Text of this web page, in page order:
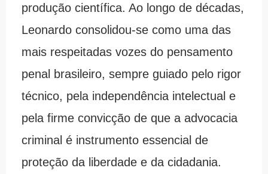
produção científica. Ao longo de décadas,
Leonardo consolidou-se como uma das
mais respeitadas vozes do pensamento
penal brasileiro, sempre guiado pelo rigor
técnico, pela independência intelectual e
pela firme convicção de que a advocacia
criminal é instrumento essencial de
proteção da liberdade e da cidadania.